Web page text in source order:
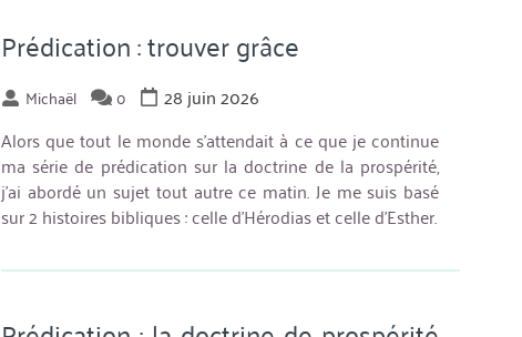
Prédication : trouver grâce
Michaël 0
28 juin 2026
Alors que tout le monde s’attendait à ce que je continue
ma série de prédication sur la doctrine de la prospérité,
j’ai abordé un sujet tout autre ce matin. Je me suis basé
sur 2 histoires bibliques : celle d’Hérodias et celle d’Esther.